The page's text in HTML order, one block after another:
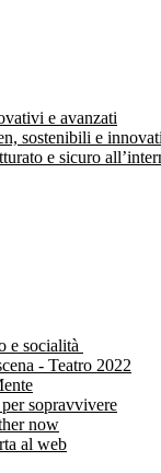
e avanzati
sostenibili e
e sicuro
e socialità
- Teatro 2022
sopravvivere
now
al web